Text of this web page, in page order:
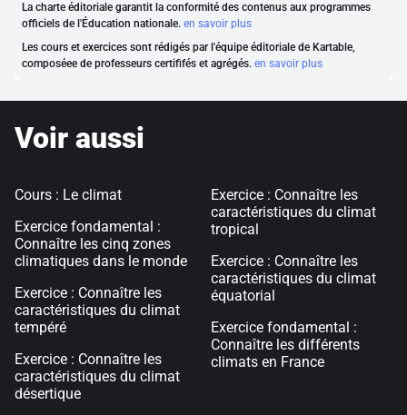
La charte éditoriale garantit la conformité des contenus aux programmes
officiels de l'Éducation nationale. en savoir plus
Les cours et exercices sont rédigés par l'équipe éditoriale de Kartable,
composéee de professeurs certififés et agrégés. en savoir plus
Voir aussi
Cours : Le climat
Exercice fondamental :
Connaître les cinq zones
climatiques dans le monde
Exercice : Connaître les
caractéristiques du climat
tempéré
Exercice : Connaître les
caractéristiques du climat
désertique
Exercice : Connaître les
caractéristiques du climat
tropical
Exercice : Connaître les
caractéristiques du climat
équatorial
Exercice fondamental :
Connaître les différents
climats en France